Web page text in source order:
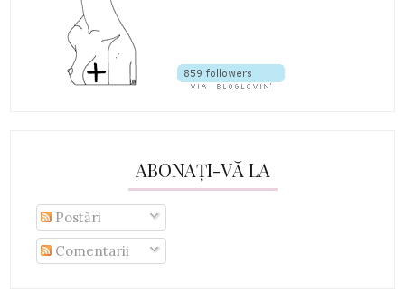
ABONAȚI-VĂ LA
Postări
Comentarii